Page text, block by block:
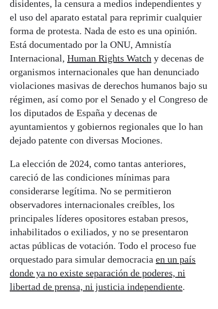
disidentes, la censura a medios independientes y
el uso del aparato estatal para reprimir cualquier
forma de protesta. Nada de esto es una opinión.
Está documentado por la ONU, Amnistía
Internacional, Human Rights Watch y decenas de
organismos internacionales que han denunciado
violaciones masivas de derechos humanos bajo su
régimen, así como por el Senado y el Congreso de
los diputados de España y decenas de
ayuntamientos y gobiernos regionales que lo han
dejado patente con diversas Mociones.
La elección de 2024, como tantas anteriores,
careció de las condiciones mínimas para
considerarse legítima. No se permitieron
observadores internacionales creíbles, los
principales líderes opositores estaban presos,
inhabilitados o exiliados, y no se presentaron
actas públicas de votación. Todo el proceso fue
orquestado para simular democracia en un país
donde ya no existe separación de poderes, ni
libertad de prensa, ni justicia independiente.